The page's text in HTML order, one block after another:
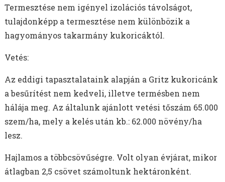
Termesztése nem igényel izolációs távolságot,
tulajdonképp a termesztése nem különbözik a
hagyományos takarmány kukoricáktól.
Vetés:
Az eddigi tapasztalataink alapján a Gritz kukoricánk
a besűrítést nem kedveli, illetve termésben nem
hálája meg. Az általunk ajánlott vetési tőszám 65.000
szem/ha, mely a kelés után kb.: 62.000 növény/ha
lesz.
Hajlamos a többcsövűségre. Volt olyan évjárat, mikor
átlagban 2,5 csövet számoltunk hektáronként.